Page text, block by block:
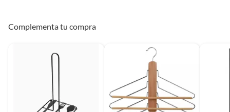
Complementa tu compra